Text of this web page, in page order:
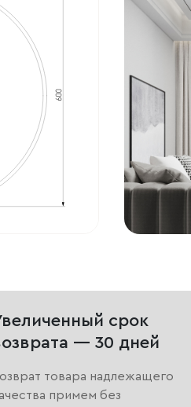
срок
— 30 дней
товара надлежащего
примем без